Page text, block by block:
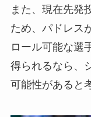
また、現在先発
ため、パドレス
ロール可能な選
得られるなら、
可能性があると